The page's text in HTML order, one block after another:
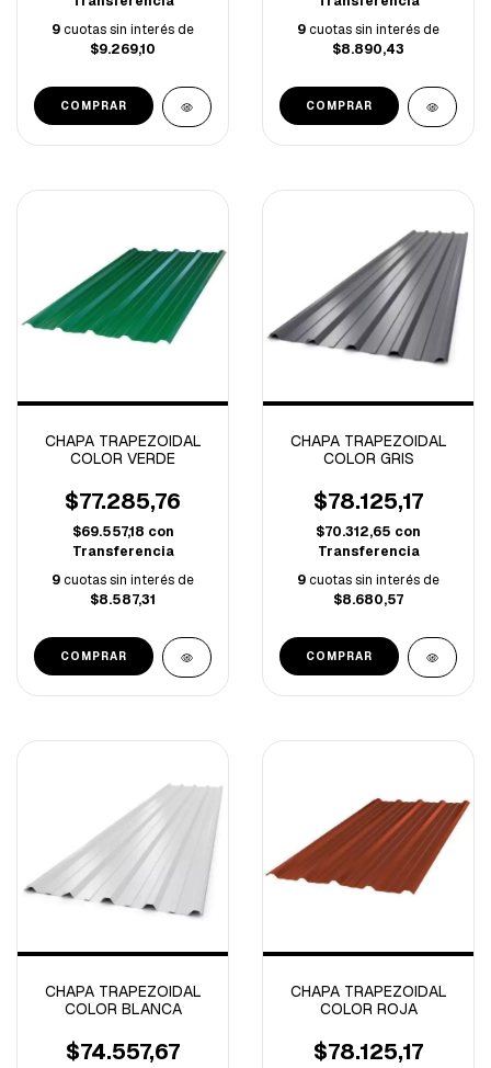
9cuotas sin interés de
$9.269,10
COMPRAR
9cuotas sin interés de
$8.890,43
COMPRAR
CHAPA TRAPEZOIDAL
COLOR VERDE
$77.285,76
$69.557,18 con
Transferencia
9cuotas sin interés de
$8.587,31
COMPRAR
CHAPA TRAPEZOIDAL
COLOR GRIS
$78.125,17
$70.312,65 con
Transferencia
9cuotas sin interés de
$8.680,57
COMPRAR
CHAPA TRAPEZOIDAL
COLOR BLANCA
$74.557,67
CHAPA TRAPEZOIDAL
COLOR ROJA
$78.125,17